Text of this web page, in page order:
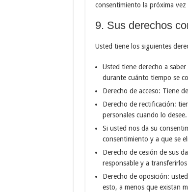
consentimiento la próxima
9. Sus derechos
Usted tiene los siguientes
Usted tiene derecho a
durante cuánto tiempo se
Derecho de acceso: Tiene
Derecho de rectificación:
personales cuando lo desee.
Si usted nos da su
consentimiento y a que se
Derecho de cesión de sus
responsable y a
Derecho de oposición:
esto, a menos que existan